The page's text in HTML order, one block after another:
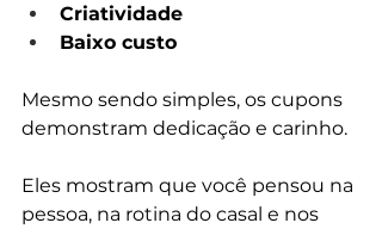
Criatividade
Baixo custo
Mesmo sendo simples, os cupons
demonstram dedicação e carinho.
Eles mostram que você pensou na
pessoa, na rotina do casal e nos